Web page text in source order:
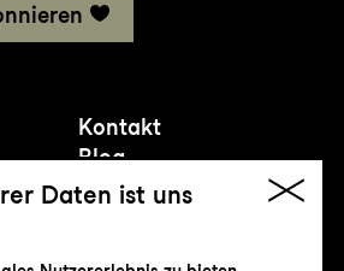
Kontakt
Blog
Presse
Daten ist uns